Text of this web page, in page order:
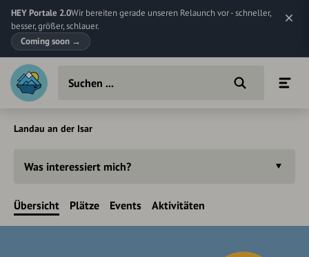
HEY Portale 2.0Wir bereiten gerade unseren Relaunch vor - schneller,
besser, größer, schlauer.
Coming soon →
Landau an der Isar
Was interessiert mich?
Übersicht Plätze Events Aktivitäten